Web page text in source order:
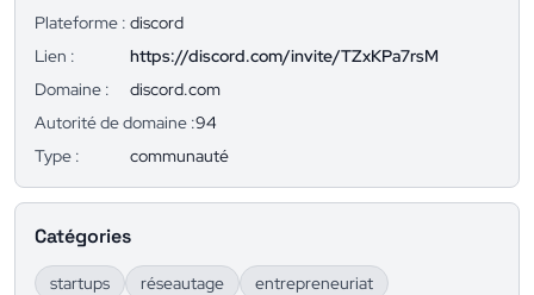
Plateforme : discord
Lien :
https://discord.com/invite/TZxKPa7rsM
Domaine :
discord.com
Autorité de domaine :94
Type :
communauté
Catégories
startups réseautage entrepreneuriat